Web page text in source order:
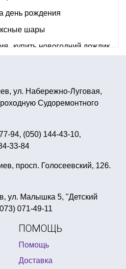
день рождения
шары
купить новогодний дождик
защитника
стола
рождения мужчине
зимние на окна
ковбойские шляпы
секс подарок
тему холодное сердце
купить
ул. Набережно-Луговая,
Судоремонтного
94, (050) 144-43-10,
33-84
просп. Голосеевский, 126.
ул. Малышка 5, "Детский
071-49-11
ПОМОЩЬ
Помощь
Доставка